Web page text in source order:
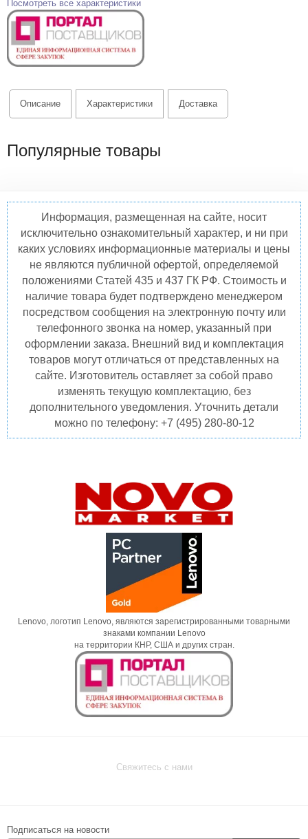
Посмотреть все характеристики
Описание Характеристики Доставка
Популярные товары
Информация, размещенная на сайте, носит
исключительно ознакомительный характер, и ни при
каких условиях информационные материалы и цены
не являются публичной офертой, определяемой
положениями Статей 435 и 437 ГК РФ. Стоимость и
наличие товара будет подтверждено менеджером
посредством сообщения на электронную почту или
телефонного звонка на номер, указанный при
оформлении заказа. Внешний вид и комплектация
товаров могут отличаться от представленных на
сайте. Изготовитель оставляет за собой право
изменять текущую комплектацию, без
дополнительного уведомления. Уточнить детали
можно по телефону: +7 (495) 280-80-12
Lenovo, логотип Lenovo, являются зарегистрированными товарными
знаками компании Lenovo
на территории КНР, США и других стран.
Свяжитесь с нами
Подписаться на новости